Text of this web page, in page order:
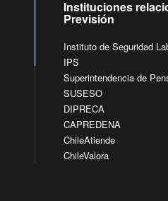
Instituciones
Previsión
Instituto de Seguridad
IPS
Superintendencia de
SUSESO
DIPRECA
CAPREDENA
ChileAtiende
ChileValora